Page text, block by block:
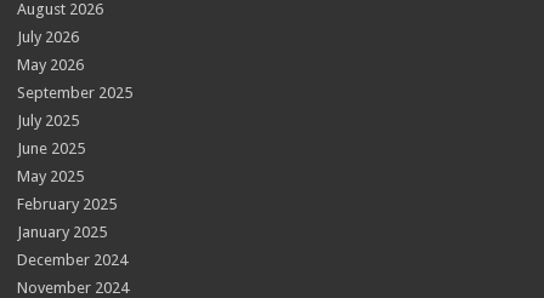
August 2026
July 2026
May 2026
September 2025
July 2025
June 2025
May 2025
February 2025
January 2025
December 2024
November 2024